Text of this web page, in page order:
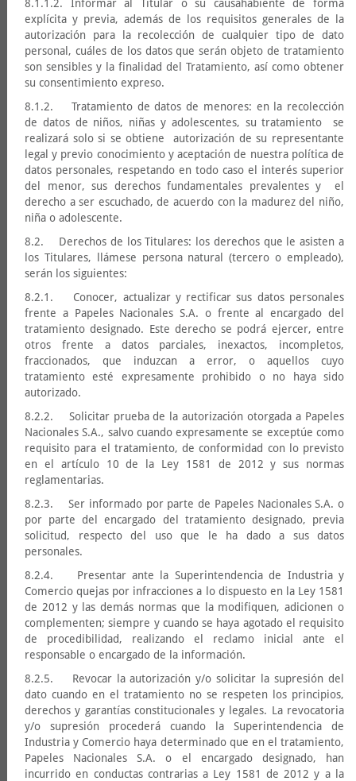
8.1.1.2. Informar al Titular o su causahabiente de forma
explícita y previa, además de los requisitos generales de la
autorización para la recolección de cualquier tipo de dato
personal, cuáles de los datos que serán objeto de tratamiento
son sensibles y la finalidad del Tratamiento, así como obtener
su consentimiento expreso.
8.1.2. Tratamiento de datos de menores: en la recolección
de datos de niños, niñas y adolescentes, su tratamiento se
realizará solo si se obtiene autorización de su representante
legal y previo conocimiento y aceptación de nuestra política de
datos personales, respetando en todo caso el interés superior
del menor, sus derechos fundamentales prevalentes y el
derecho a ser escuchado, de acuerdo con la madurez del niño,
niña o adolescente.
8.2. Derechos de los Titulares: los derechos que le asisten a
los Titulares, llámese persona natural (tercero o empleado),
serán los siguientes:
8.2.1. Conocer, actualizar y rectificar sus datos personales
frente a Papeles Nacionales S.A. o frente al encargado del
tratamiento designado. Este derecho se podrá ejercer, entre
otros frente a datos parciales, inexactos, incompletos,
fraccionados, que induzcan a error, o aquellos cuyo
tratamiento esté expresamente prohibido o no haya sido
autorizado.
8.2.2. Solicitar prueba de la autorización otorgada a Papeles
Nacionales S.A., salvo cuando expresamente se exceptúe como
requisito para el tratamiento, de conformidad con lo previsto
en el artículo 10 de la Ley 1581 de 2012 y sus normas
reglamentarias.
8.2.3. Ser informado por parte de Papeles Nacionales S.A. o
por parte del encargado del tratamiento designado, previa
solicitud, respecto del uso que le ha dado a sus datos
personales.
8.2.4. Presentar ante la Superintendencia de Industria y
Comercio quejas por infracciones a lo dispuesto en la Ley 1581
de 2012 y las demás normas que la modifiquen, adicionen o
complementen; siempre y cuando se haya agotado el requisito
de procedibilidad, realizando el reclamo inicial ante el
responsable o encargado de la información.
8.2.5. Revocar la autorización y/o solicitar la supresión del
dato cuando en el tratamiento no se respeten los principios,
derechos y garantías constitucionales y legales. La revocatoria
y/o supresión procederá cuando la Superintendencia de
Industria y Comercio haya determinado que en el tratamiento,
Papeles Nacionales S.A. o el encargado designado, han
incurrido en conductas contrarias a Ley 1581 de 2012 y a la